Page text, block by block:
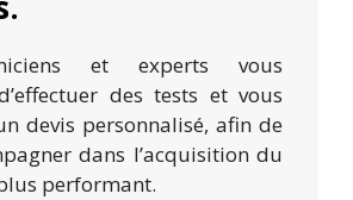
et experts vous
des tests et vous
devis personnalisé, afin de
dans l’acquisition du
performant.